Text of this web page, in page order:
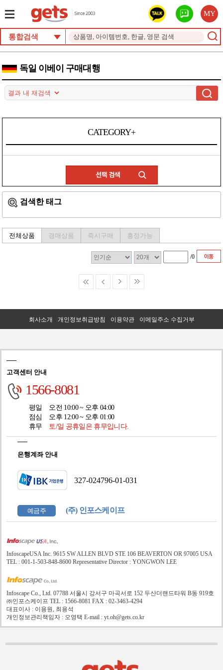
MY
통합검색
독일 이베이 구매대행
CATEGORY+
검색한 태그
전체상품 경매상품 즉시구매 흥정가능
/0
회사소개 개인정보취급방침 이용약관 이메일주소 수집거부
고객센터 안내
1566-8081
평일
오전 10:00 ~ 오후 04:00
점심
오후 12:00 ~ 오후 01:00
휴무
토/일 공휴일은 휴무입니다.
은행계좌 안내
327-024796-01-031
예금주 (주) 인포스케이프
InfoscapeUSA Inc. 9615 SW ALLEN BLVD STE 106 BEAVERTON OR 97005 USA
TEL : 001-1-503-848-8600 Representative Director : YONGWON LEE
Infoscape Co., Ltd. 07788 서울시 강서구 마곡서로 152 두산더랜드타워 B동 919호
㈜인포스케이프 TEL : 1566-8081 FAX : 02-3463-4294
대표이사 : 이용원, 최용석
개인정보관리책임자 : 오영택 E-mail : yt.oh@gets.co.kr